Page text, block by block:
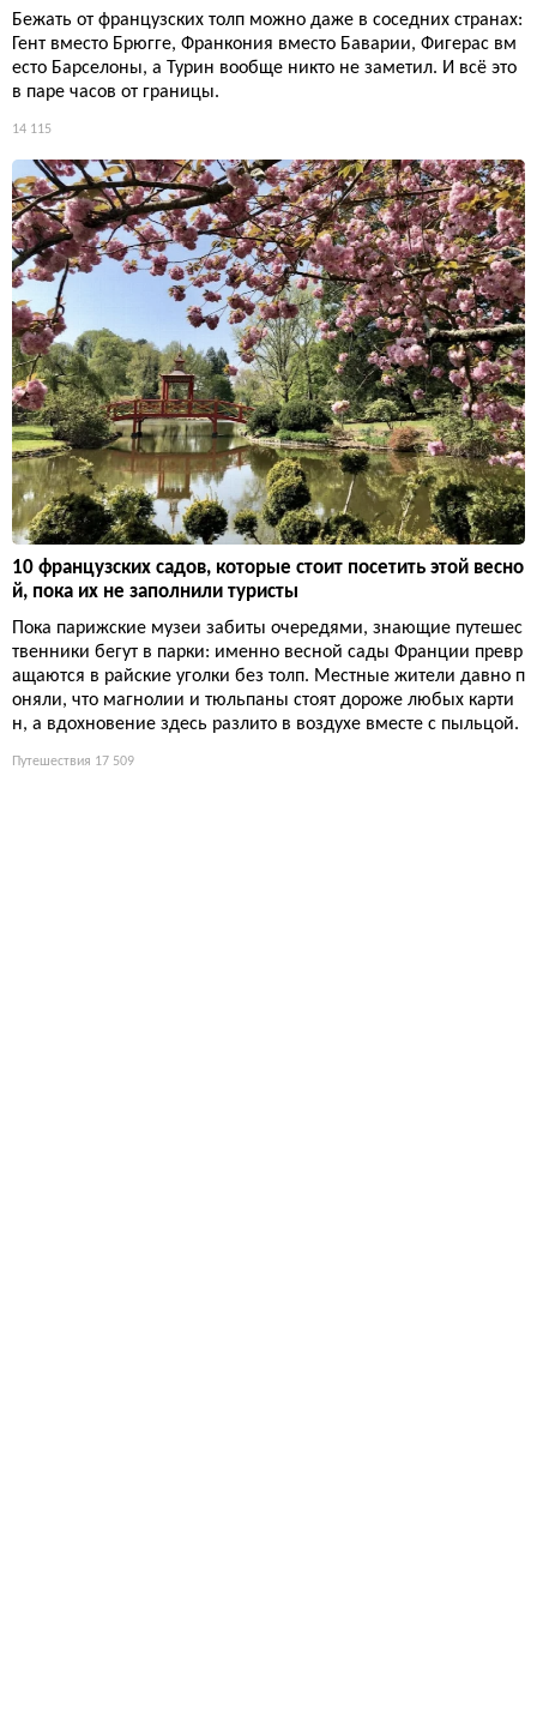
Бежать от французских толп можно даже в соседних странах:
Гент вместо Брюгге, Франкония вместо Баварии, Фигерас вм
есто Барселоны, а Турин вообще никто не заметил. И всё это
в паре часов от границы.
14 115
10 французских садов, которые стоит посетить этой весно
й, пока их не заполнили туристы
Пока парижские музеи забиты очередями, знающие путешес
твенники бегут в парки: именно весной сады Франции превр
ащаются в райские уголки без толп. Местные жители давно п
оняли, что магнолии и тюльпаны стоят дороже любых карти
н, а вдохновение здесь разлито в воздухе вместе с пыльцой.
Путешествия 17 509